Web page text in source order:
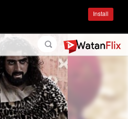
Install